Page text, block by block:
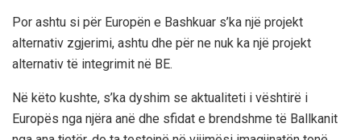
Por ashtu si për Europën e Bashkuar s’ka një projekt
alternativ zgjerimi, ashtu dhe për ne nuk ka një projekt
alternativ të integrimit në BE.
Në këto kushte, s’ka dyshim se aktualiteti i vështirë i
Europës nga njëra anë dhe sfidat e brendshme të Ballkanit